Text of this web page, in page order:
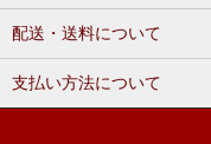
配送・送料について
支払い方法について